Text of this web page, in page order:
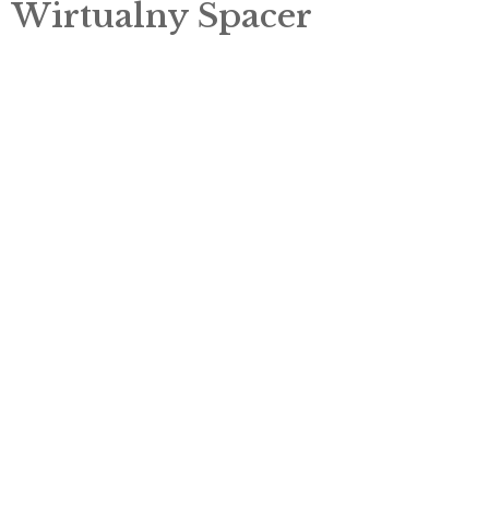
Wirtualny Spacer